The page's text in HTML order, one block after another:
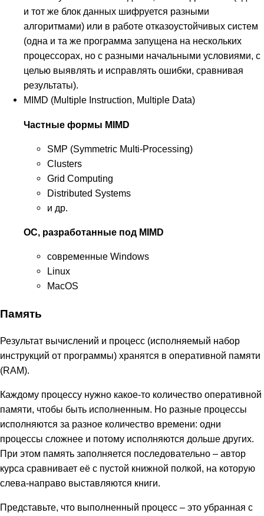
и тот же блок данных шифруется разными
алгоритмами) или в работе отказоустойчивых систем
(одна и та же программа запущена на нескольких
процессорах, но с разными начальными условиями, с
целью выявлять и исправлять ошибки, сравнивая
результаты).
MIMD (Multiple Instruction, Multiple Data)
Частные формы MIMD
SMP (Symmetric Multi-Processing)
Clusters
Grid Computing
Distributed Systems
и др.
ОС, разработанные под MIMD
современные Windows
Linux
MacOS
Память
Результат вычислений и процесс (исполняемый набор
инструкций от программы) хранятся в оперативной памяти
(RAM).
Каждому процессу нужно какое-то количество оперативной
памяти, чтобы быть исполненным. Но разные процессы
исполняются за разное количество времени: одни
процессы сложнее и потому исполняются дольше других.
При этом память заполняется последовательно – автор
курса сравнивает её с пустой книжной полкой, на которую
слева-направо выставляются книги.
Представьте, что выполненный процесс – это убранная с